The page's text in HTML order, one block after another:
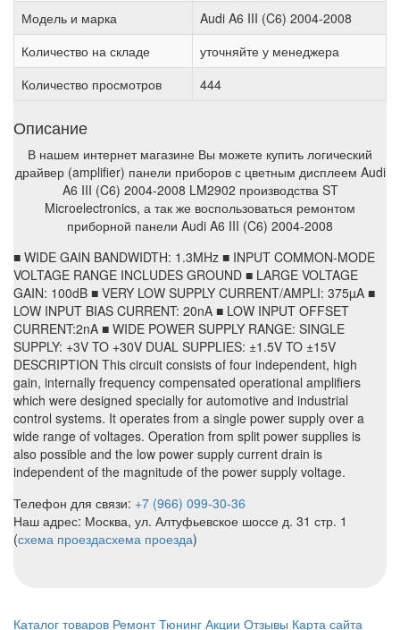
Модель и марка
Audi A6 III (C6) 2004-2008
Количество на складе
уточняйте у менеджера
Количество просмотров
444
Описание
В нашем интернет магазине Вы можете купить логический
драйвер (amplifier) панели приборов с цветным дисплеем Audi
A6 III (C6) 2004-2008 LM2902 производства ST
Microelectronics, а так же воспользоваться ремонтом
приборной панели Audi A6 III (C6) 2004-2008
■ WIDE GAIN BANDWIDTH: 1.3MHz ■ INPUT COMMON-MODE
VOLTAGE RANGE INCLUDES GROUND ■ LARGE VOLTAGE
GAIN: 100dB ■ VERY LOW SUPPLY CURRENT/AMPLI: 375µA ■
LOW INPUT BIAS CURRENT: 20nA ■ LOW INPUT OFFSET
CURRENT:2nA ■ WIDE POWER SUPPLY RANGE: SINGLE
SUPPLY: +3V TO +30V DUAL SUPPLIES: ±1.5V TO ±15V
DESCRIPTION This circuit consists of four independent, high
gain, internally frequency compensated operational amplifiers
which were designed specially for automotive and industrial
control systems. It operates from a single power supply over a
wide range of voltages. Operation from split power supplies is
also possible and the low power supply current drain is
independent of the magnitude of the power supply voltage.
Телефон для связи: +7 (966) 099-30-36
Наш адрес: Москва, ул. Алтуфьевское шоссе д. 31 стр. 1
(схема проездасхема проезда)
Каталог товаров Ремонт Тюнинг Акции Отзывы Карта сайта